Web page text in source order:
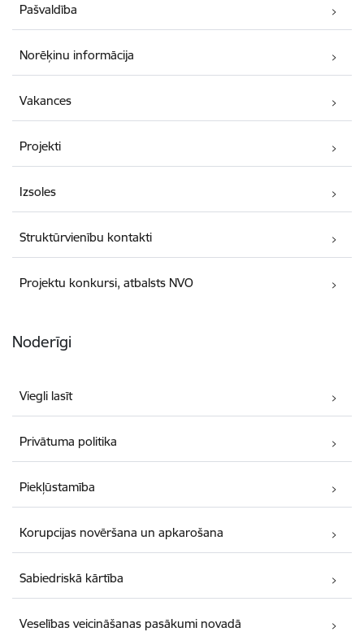
Pašvaldība
Norēķinu informācija
Vakances
Projekti
Izsoles
Struktūrvienību kontakti
Projektu konkursi, atbalsts NVO
Noderīgi
Viegli lasīt
Privātuma politika
Piekļūstamība
Korupcijas novēršana un apkarošana
Sabiedriskā kārtība
Veselības veicināšanas pasākumi novadā